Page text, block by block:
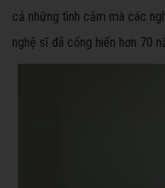
cả những tình cảm mà các
nghệ sĩ đã cống hiến hơn 70